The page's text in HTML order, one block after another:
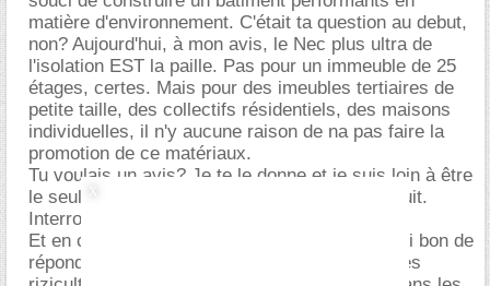
matière d'environnement. C'était ta question au debut,
non? Aujourd'hui, à mon avis, le Nec plus ultra de
l'isolation EST la paille. Pas pour un immeuble de 25
étages, certes. Mais pour des imeubles tertiaires de
petite taille, des collectifs résidentiels, des maisons
individuelles, il n'y aucune raison de na pas faire la
promotion de ce matériaux.
Tu voulais un avis? Je te le donne et je suis loin à être
le seul qui aimerait utiliser d'avantage ce produit.
Interroges les autres et le forum ci-présent.
Et en ce qui concerne la Camargue... bof, à qui bon de
répondre à ta provocation un peu lourd. Et si les